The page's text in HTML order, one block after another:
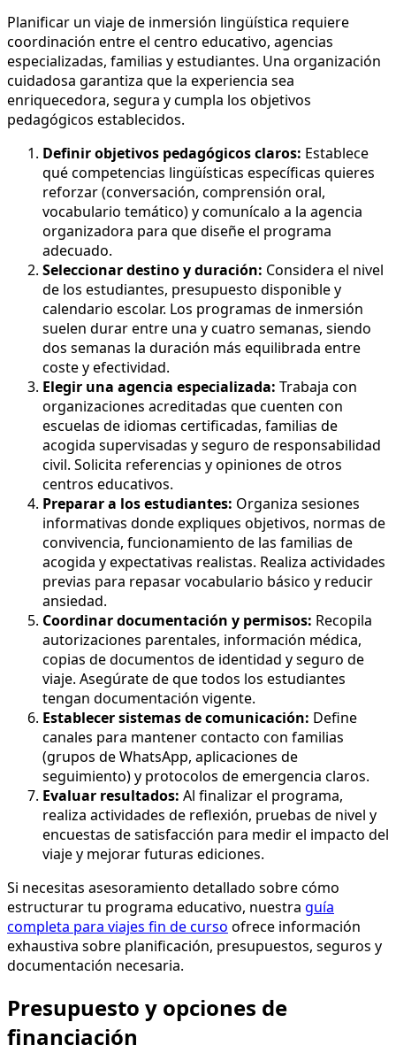
Planificar un viaje de inmersión lingüística requiere
coordinación entre el centro educativo, agencias
especializadas, familias y estudiantes. Una organización
cuidadosa garantiza que la experiencia sea
enriquecedora, segura y cumpla los objetivos
pedagógicos establecidos.
Definir objetivos pedagógicos claros: Establece
qué competencias lingüísticas específicas quieres
reforzar (conversación, comprensión oral,
vocabulario temático) y comunícalo a la agencia
organizadora para que diseñe el programa
adecuado.
Seleccionar destino y duración: Considera el nivel
de los estudiantes, presupuesto disponible y
calendario escolar. Los programas de inmersión
suelen durar entre una y cuatro semanas, siendo
dos semanas la duración más equilibrada entre
coste y efectividad.
Elegir una agencia especializada: Trabaja con
organizaciones acreditadas que cuenten con
escuelas de idiomas certificadas, familias de
acogida supervisadas y seguro de responsabilidad
civil. Solicita referencias y opiniones de otros
centros educativos.
Preparar a los estudiantes: Organiza sesiones
informativas donde expliques objetivos, normas de
convivencia, funcionamiento de las familias de
acogida y expectativas realistas. Realiza actividades
previas para repasar vocabulario básico y reducir
ansiedad.
Coordinar documentación y permisos: Recopila
autorizaciones parentales, información médica,
copias de documentos de identidad y seguro de
viaje. Asegúrate de que todos los estudiantes
tengan documentación vigente.
Establecer sistemas de comunicación: Define
canales para mantener contacto con familias
(grupos de WhatsApp, aplicaciones de
seguimiento) y protocolos de emergencia claros.
Evaluar resultados: Al finalizar el programa,
realiza actividades de reflexión, pruebas de nivel y
encuestas de satisfacción para medir el impacto del
viaje y mejorar futuras ediciones.
Si necesitas asesoramiento detallado sobre cómo
estructurar tu programa educativo, nuestra guía
completa para viajes fin de curso ofrece información
exhaustiva sobre planificación, presupuestos, seguros y
documentación necesaria.
Presupuesto y opciones de
financiación